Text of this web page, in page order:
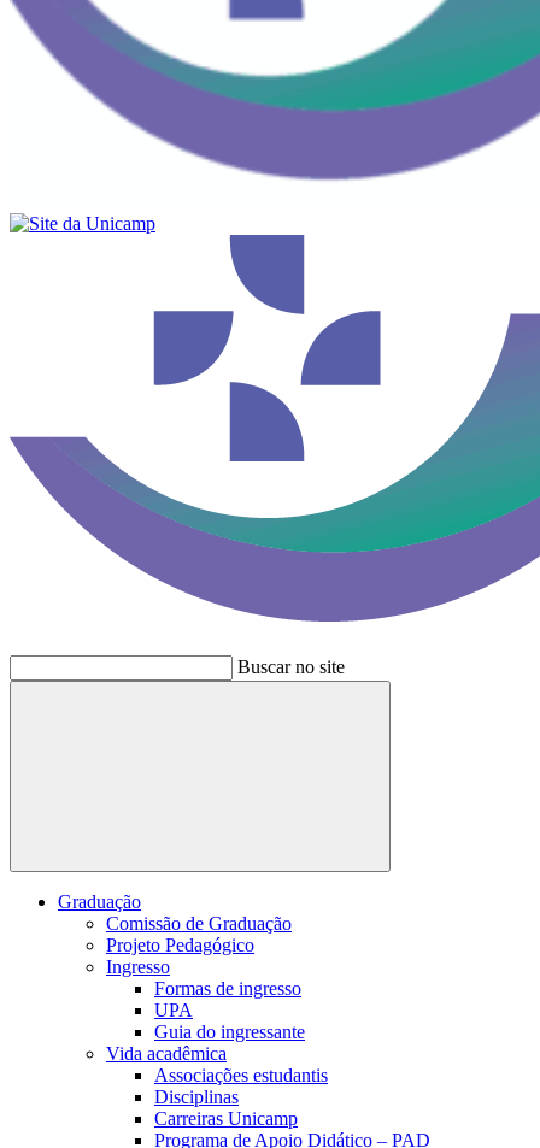
Buscar no site
Buscar
Graduação
Comissão de Graduação
Projeto Pedagógico
Ingresso
Formas de ingresso
UPA
Guia do ingressante
Vida acadêmica
Associações estudantis
Disciplinas
Carreiras Unicamp
Programa de Apoio Didático – PAD